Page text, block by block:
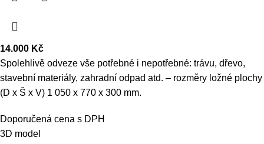
14.000 Kč
Spolehlivě odveze vše potřebné i nepotřebné: trávu, dřevo,
stavební materiály, zahradní odpad atd. – rozměry ložné plochy
(D x Š x V) 1 050 x 770 x 300 mm.
Doporučená cena s DPH
3D model